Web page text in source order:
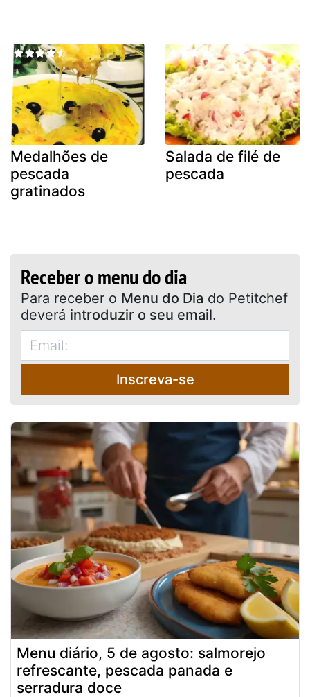
Medalhões de
pescada
gratinados
Salada de filé de
pescada
Receber o menu do dia
Para receber o Menu do Dia do Petitchef
deverá introduzir o seu email.
Inscreva-se
Menu diário, 5 de agosto: salmorejo
refrescante, pescada panada e
serradura doce